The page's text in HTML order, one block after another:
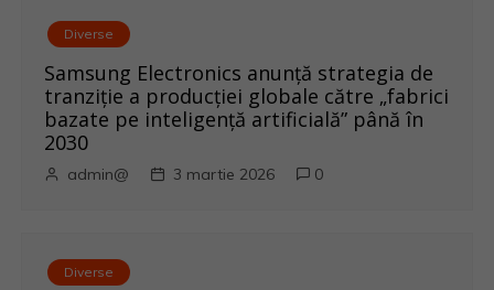
Diverse
Samsung Electronics anunță strategia de
tranziție a producției globale către „fabrici
bazate pe inteligență artificială” până în
2030
admin@ 3 martie 2026 0
Diverse